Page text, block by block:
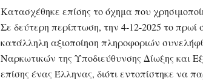
Κατασχέθηκε επίσης το όχημα που
Σε δεύτερη περίπτωση, την 4-12-2025 το
κατάλληλη αξιοποίηση πληροφοριών
Ναρκωτικών της Υποδιεύθυνσης Δίωξης και
επίσης ένας Έλληνας, διότι εντοπίστηκε να